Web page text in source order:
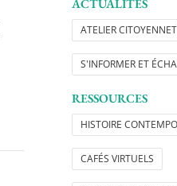
ACTUALITÉS
ATELIER
S'INFORMER ET
RESSOURCES
HISTOIRE
CAFÉS VIRTUELS